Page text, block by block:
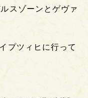
スゾーンとゲヴァ
プツィヒに行って